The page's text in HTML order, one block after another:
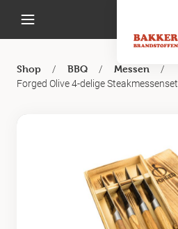
Shop / BBQ / Messen
/
Forged Olive 4-delige Steakmessenset